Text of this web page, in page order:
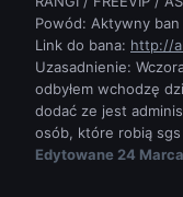
Powód: Aktywny ban
Link do bana: http://
Uzasadnienie:
odbyłem wchodzę
dodać ze jest
osób, które robią
Edytowane 24